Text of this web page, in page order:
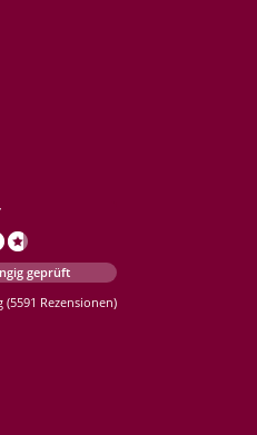
geprüft
(5591 Rezensionen)